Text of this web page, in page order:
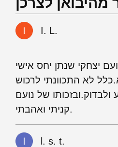
I. L.
יצחקי שנתן יחס אישי
לא התכוונתי לרכוש
של נועם
קניתי ואהבתי.
l. s. t.